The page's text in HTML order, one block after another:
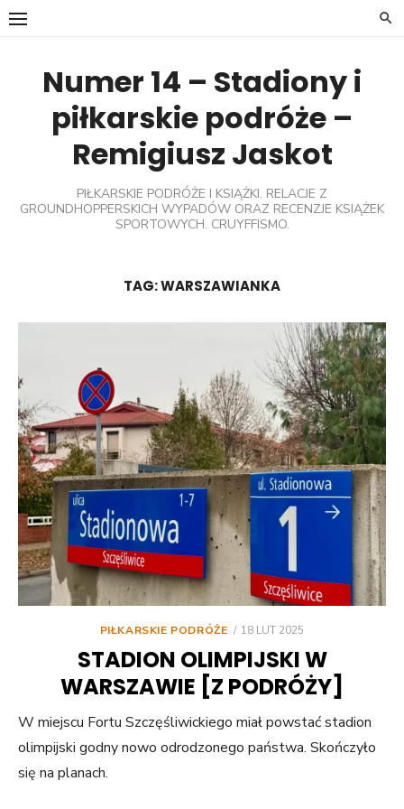
Skip
Numer 14 – Stadiony i
piłkarskie podróże –
Remigiusz Jaskot
PIŁKARSKIE PODRÓŻE I KSIĄŻKI. RELACJE Z
GROUNDHOPPERSKICH WYPADÓW ORAZ RECENZJE KSIĄŻEK
SPORTOWYCH. CRUYFFISMO.
TAG:WARSZAWIANKA
PIŁKARSKIE PODRÓŻE
POSTED
18 LUT 2025
STADION OLIMPIJSKI W
WARSZAWIE [Z PODRÓŻY]
W miejscu Fortu Szczęśliwickiego miał powstać stadion
olimpijski godny nowo odrodzonego państwa. Skończyło
się na planach.